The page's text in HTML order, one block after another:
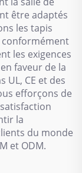
être adaptés
les tapis
conformément
les exigences
faveur de la
CE et des
efforçons de
la
du monde
et ODM.